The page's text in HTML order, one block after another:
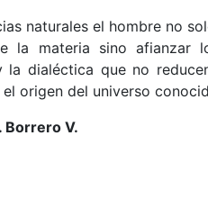
naturales el hombre no
la materia sino afianzar
dialéctica que no
origen del universo
Borrero V.